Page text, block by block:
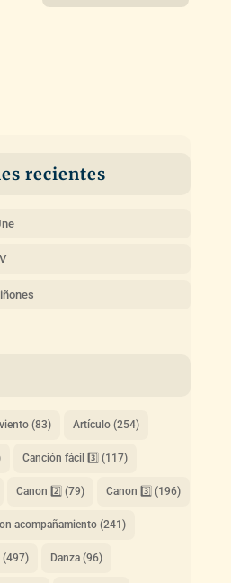
recientes
(83) Artículo(254)
Canción fácil 3️⃣ (117)
Canon 2️⃣ (79) Canon 3️⃣ (196)
acompañamiento(241)
(497) Danza(96)